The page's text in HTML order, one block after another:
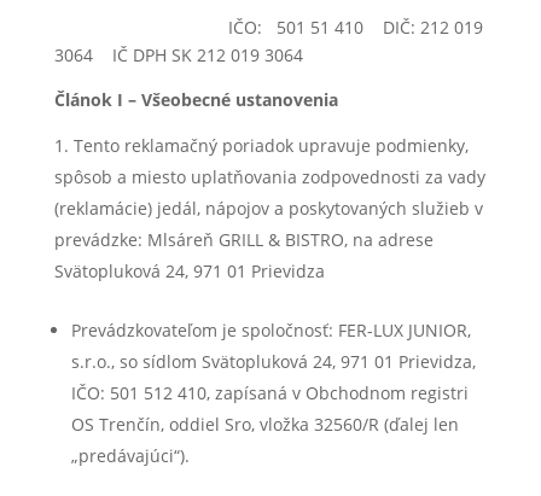
IČO: 501 51 410 DIČ: 212 019
3064 IČ DPH SK 212 019 3064
Článok I – Všeobecné ustanovenia
Tento reklamačný poriadok upravuje podmienky,
spôsob a miesto uplatňovania zodpovednosti za vady
(reklamácie) jedál, nápojov a poskytovaných služieb v
prevádzke: Mlsáreň GRILL & BISTRO, na adrese
Svätopluková 24, 971 01 Prievidza
Prevádzkovateľom je spoločnosť: FER-LUX JUNIOR,
s.r.o., so sídlom Svätopluková 24, 971 01 Prievidza,
IČO: 501 512 410, zapísaná v Obchodnom registri
OS Trenčín, oddiel Sro, vložka 32560/R (ďalej len
„predávajúci“).